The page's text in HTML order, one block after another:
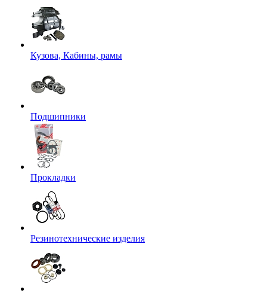
Кузова, Кабины, рамы
Подшипники
Прокладки
Резинотехнические изделия